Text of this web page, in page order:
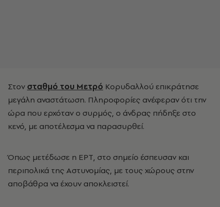
Στον σταθμό του Μετρό Κορυδαλλού επικράτησε
μεγάλη αναστάτωση. Πληροφορίες ανέφεραν ότι την
ώρα που ερχόταν ο συρμός, ο άνδρας πήδηξε στο
κενό, με αποτέλεσμα να παρασυρθεί.
Όπως μετέδωσε η ΕΡΤ, στο σημείο έσπευσαν και
περιπολικά της Αστυνομίας, με τους χώρους στην
αποβάθρα να έχουν αποκλειστεί.